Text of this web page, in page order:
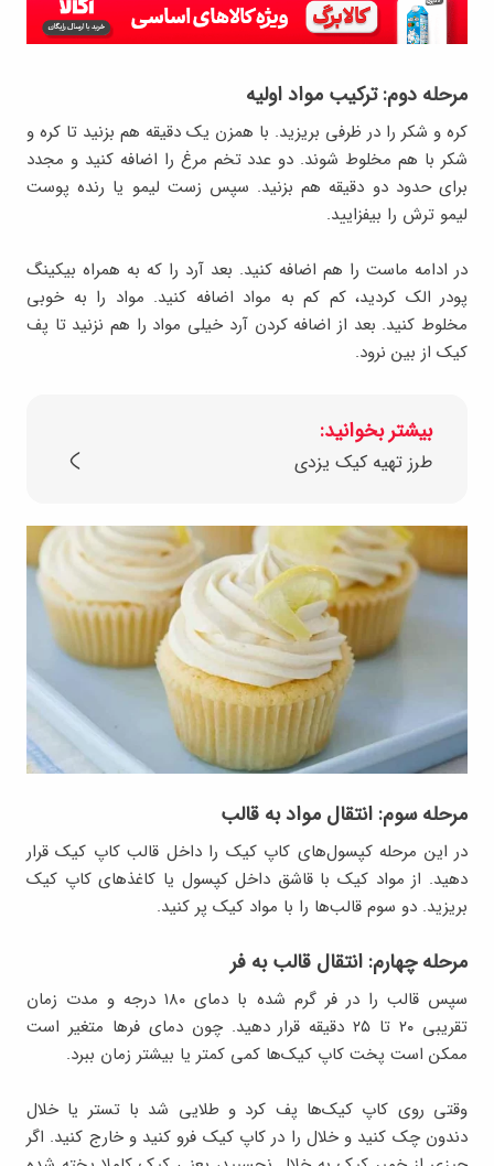
مرحله دوم: ترکیب مواد اولیه
کره و شکر را در ظرفی بریزید. با همزن یک دقیقه هم بزنید تا کره و
شکر با هم مخلوط شوند. دو عدد تخم مرغ را اضافه کنید و مجدد
برای حدود دو دقیقه هم بزنید. سپس زست لیمو یا رنده پوست
لیمو ترش را بیفزایید.
در ادامه ماست را هم اضافه کنید. بعد آرد را که به همراه بیکینگ
پودر الک کردید، کم کم به مواد اضافه کنید. مواد را به خوبی
مخلوط کنید. بعد از اضافه کردن آرد خیلی مواد را هم نزنید تا پف
کیک از بین نرود.
بیشتر بخوانید:
طرز تهیه کیک یزدی
مرحله سوم: انتقال مواد به قالب
در این مرحله کپسول‌های کاپ کیک را داخل قالب کاپ کیک قرار
دهید. از مواد کیک با قاشق داخل کپسول یا کاغذهای کاپ کیک
بریزید. دو سوم قالب‌ها را با مواد کیک پر کنید.
مرحله چهارم: انتقال قالب به فر
سپس قالب را در فر گرم شده با دمای ۱۸۰ درجه و مدت زمان
تقریبی ۲۰ تا ۲۵ دقیقه قرار دهید. چون دمای فرها متغیر است
ممکن است پخت کاپ کیک‌ها کمی کمتر یا بیشتر زمان ببرد.
وقتی روی کاپ کیک‌ها پف کرد و طلایی شد با تستر یا خلال
دندون چک کنید و خلال را در کاپ کیک فرو کنید و خارج کنید. اگر